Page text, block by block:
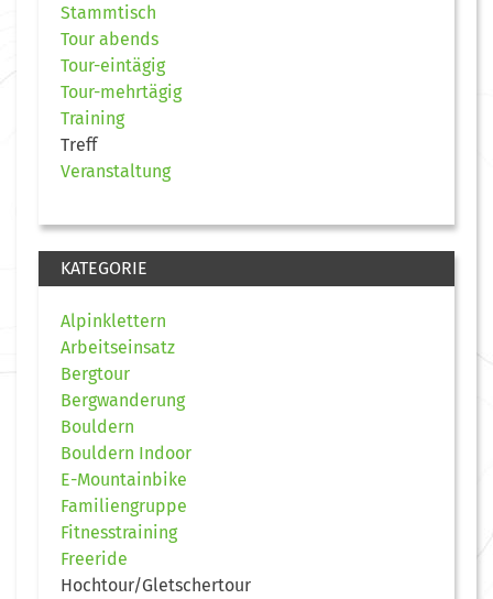
Stammtisch
Tour abends
Tour-eintägig
Tour-mehrtägig
Training
Treff
Veranstaltung
KATEGORIE
Alpinklettern
Arbeitseinsatz
Bergtour
Bergwanderung
Bouldern
Bouldern Indoor
E-Mountainbike
Familiengruppe
Fitnesstraining
Freeride
Hochtour/Gletschertour